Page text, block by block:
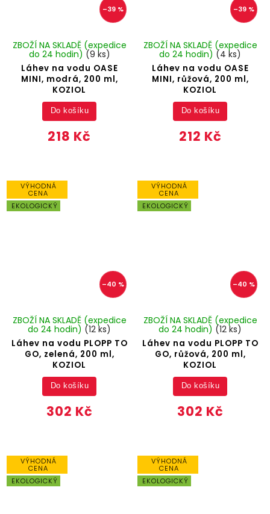
–39 %
Láhev na vodu OASE
MINI, modrá, 200 ml,
KOZIOL
ZBOŽÍ NA SKLADĚ (expedice
do 24 hodin) (9 ks)
218 Kč
Do košíku
–39 %
Láhev na vodu OASE
MINI, růžová, 200 ml,
KOZIOL
ZBOŽÍ NA SKLADĚ (expedice
do 24 hodin) (4 ks)
212 Kč
Do košíku
VÝHODNÁ
CENA
EKOLOGICKÝ
–40 %
Láhev na vodu PLOPP TO
GO, zelená, 200 ml,
KOZIOL
ZBOŽÍ NA SKLADĚ (expedice
do 24 hodin) (12 ks)
302 Kč
Do košíku
VÝHODNÁ
CENA
EKOLOGICKÝ
–40 %
Láhev na vodu PLOPP TO
GO, růžová, 200 ml,
KOZIOL
ZBOŽÍ NA SKLADĚ (expedice
do 24 hodin) (12 ks)
302 Kč
Do košíku
VÝHODNÁ
CENA
EKOLOGICKÝ
VÝHODNÁ
CENA
EKOLOGICKÝ